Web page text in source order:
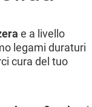
e a livello
legami duraturi
cura del tuo